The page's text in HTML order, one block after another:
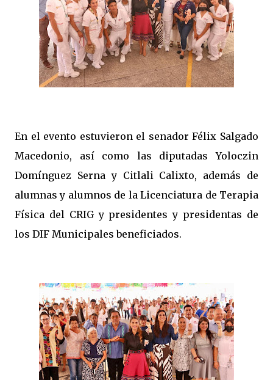
En el evento estuvieron el senador Félix Salgado
Macedonio, así como las diputadas Yoloczin
Domínguez Serna y Citlali Calixto, además de
alumnas y alumnos de la Licenciatura de Terapia
Física del CRIG y presidentes y presidentas de
los DIF Municipales beneficiados.